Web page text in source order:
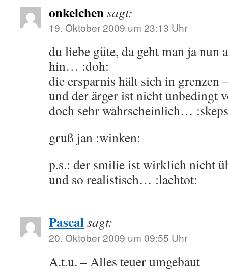
onkelchensagt:
19. Oktober 2009 um 23:13 Uhr
du liebe güte, da geht man ja
hin… :doh:
die ersparnis hält sich in grenzen
und der ärger ist nicht unbedingt
doch sehr wahrscheinlich…
gruß jan :winken:
p.s.: der smilie ist wirklich nicht
und so realistisch… :lachtot:
Pascalsagt:
20. Oktober 2009 um 09:55 Uhr
A.t.u. – Alles teuer umgebaut